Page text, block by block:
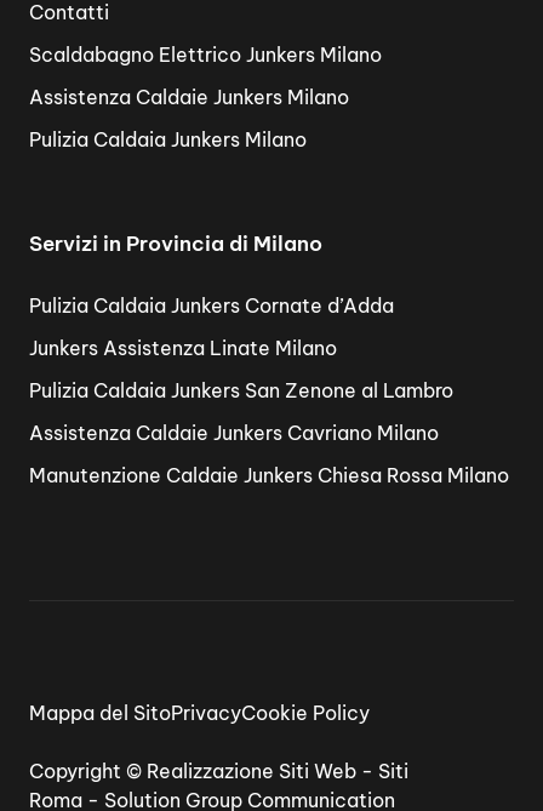
Contatti
Scaldabagno Elettrico Junkers Milano
Assistenza Caldaie Junkers Milano
Pulizia Caldaia Junkers Milano
Servizi in Provincia di Milano
Pulizia Caldaia Junkers Cornate d’Adda
Junkers Assistenza Linate Milano
Pulizia Caldaia Junkers San Zenone al Lambro
Assistenza Caldaie Junkers Cavriano Milano
Manutenzione Caldaie Junkers Chiesa Rossa Milano
Copyright © Realizzazione Siti Web - Siti
Roma - Solution Group Communication
Mappa del SitoPrivacyCookie Policy